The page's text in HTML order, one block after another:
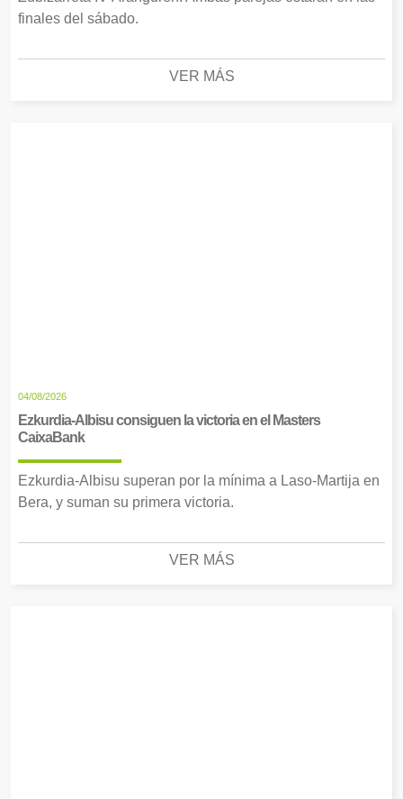
finales del sábado.
VER MÁS
04/08/2026
Ezkurdia-Albisu consiguen la victoria en el Masters
CaixaBank
Ezkurdia-Albisu superan por la mínima a Laso-Martija en
Bera, y suman su primera victoria.
VER MÁS